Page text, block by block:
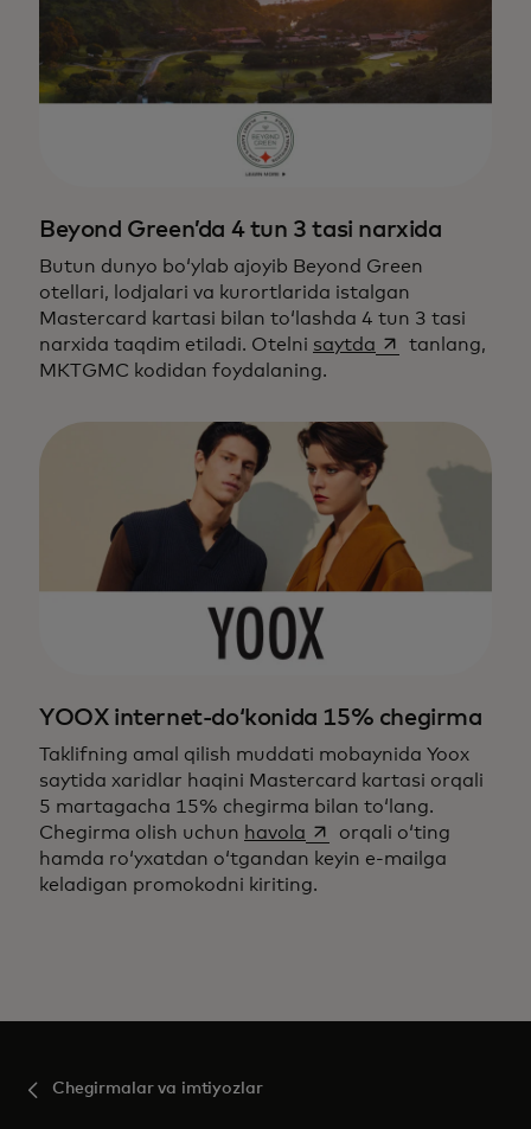
Beyond Green’da 4 tun 3 tasi narxida
Butun dunyo bo‘ylab ajoyib Beyond Green
otellari, lodjalari va kurortlarida istalgan
Mastercard kartasi bilan to‘lashda 4 tun 3 tasi
narxida taqdim etiladi. Otelni saytda opens in a new
tanlang,
MKTGMC kodidan foydalaning.
YOOX internet-do‘konida 15% chegirma
Taklifning amal qilish muddati mobaynida Yoox
saytida xaridlar haqini Mastercard kartasi orqali
5 martagacha 15% chegirma bilan to‘lang.
Chegirma olish uchun havola opens in a new tab
orqali o‘ting
hamda ro‘yxatdan o‘tgandan keyin e-mailga
keladigan promokodni kiriting.
Chegirmalar va imtiyozlar